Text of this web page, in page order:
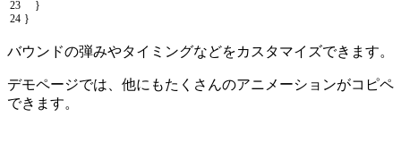
23
24
}
}
バウンドの弾みやタイミングなどをカスタマイズできます。
デモページでは、他にもたくさんのアニメーションがコピペ
できます。